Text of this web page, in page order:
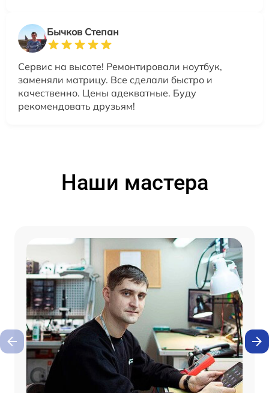
Бычков Степан
Сервис на высоте! Ремонтировали ноутбук,
заменяли матрицу. Все сделали быстро и
качественно. Цены адекватные. Буду
рекомендовать друзьям!
Наши мастера